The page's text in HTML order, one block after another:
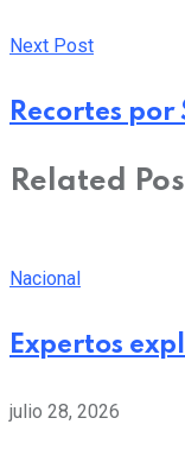
Next Post
Recortes
Related
Nacional
Expertos
julio 28, 2026